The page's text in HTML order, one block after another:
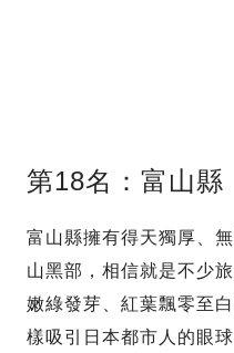
第18名：富山縣
富山縣擁有得天獨厚、
山黑部，相信就是不少
嫩綠發芽、紅葉飄零至
樣吸引日本都市人的眼球